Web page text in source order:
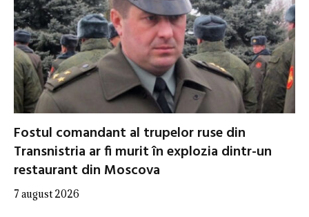
Fostul comandant al trupelor ruse din
Transnistria ar fi murit în explozia dintr-un
restaurant din Moscova
7 august 2026